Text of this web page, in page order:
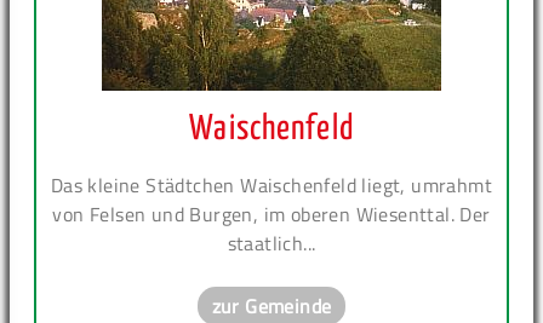
Waischenfeld
Das kleine Städtchen Waischenfeld liegt, umrahmt
von Felsen und Burgen, im oberen Wiesenttal. Der
staatlich...
zur Gemeinde